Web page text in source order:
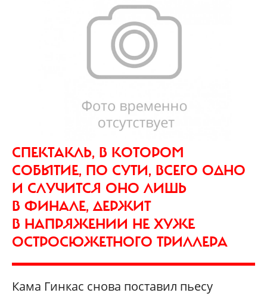
СПЕКТАКЛЬ, В КОТОРОМ
СОБЫТИЕ, ПО СУТИ, ВСЕГО ОДНО
И СЛУЧИТСЯ ОНО ЛИШЬ
В ФИНАЛЕ, ДЕРЖИТ
В НАПРЯЖЕНИИ НЕ ХУЖЕ
ОСТРОСЮЖЕТНОГО ТРИЛЛЕРА
Кама Гинкас снова поставил пьесу